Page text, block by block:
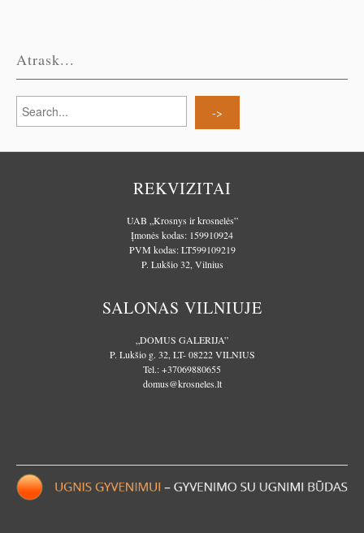
Atrask...
REKVIZITAI
UAB „Krosnys ir krosnelės”
Įmonės kodas: 159910924
PVM kodas: LT599109219
P. Lukšio 32, Vilnius
SALONAS VILNIUJE
„DOMUS GALERIJA”
P. Lukšio g. 32, LT- 08222 VILNIUS
Tel.:+37069880655
domus@krosneles.lt